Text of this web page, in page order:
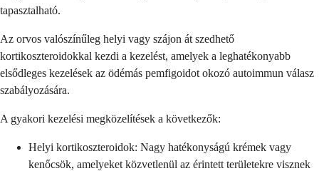
tapasztalható.
Az orvos valószínűleg helyi vagy szájon át szedhető
kortikoszteroidokkal kezdi a kezelést, amelyek a leghatékonyabb
elsődleges kezelések az ödémás pemfigoidot okozó autoimmun válasz
szabályozására.
A gyakori kezelési megközelítések a következők:
Helyi kortikoszteroidok: Nagy hatékonyságú krémek vagy
kenőcsök, amelyeket közvetlenül az érintett területekre visznek